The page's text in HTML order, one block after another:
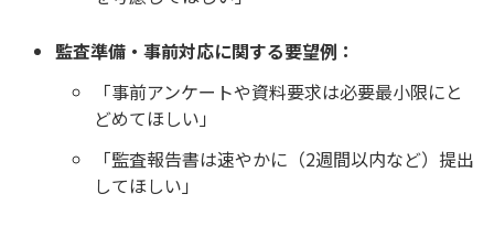
監査準備・事前対応に関する要望例：
「事前アンケートや資料要求は必要最小限にと
どめてほしい」
「監査報告書は速やかに（2週間以内など）提出
してほしい」